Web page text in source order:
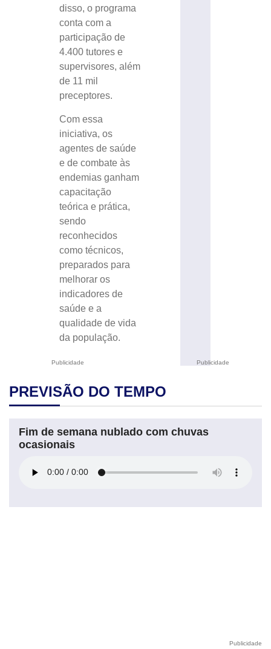
Publicidade
disso, o programa
conta com a
participação de
4.400 tutores e
supervisores, além
de 11 mil
preceptores.
Com essa
iniciativa, os
agentes de saúde
e de combate às
endemias ganham
capacitação
teórica e prática,
sendo
reconhecidos
como técnicos,
preparados para
melhorar os
indicadores de
saúde e a
qualidade de vida
da população.
Publicidade
PREVISÃO DO TEMPO
Fim de semana nublado com chuvas
ocasionais
Publicidade